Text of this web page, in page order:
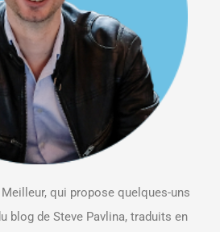
qui propose quelques-uns
blog de Steve Pavlina, traduits en